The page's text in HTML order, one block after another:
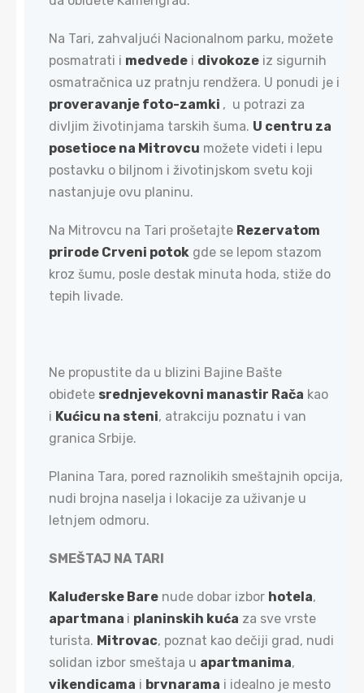
Na Tari, zahvaljući Nacionalnom parku, možete
posmatrati i medvede i divokoze iz sigurnih
osmatračnica uz pratnju rendžera. U ponudi je i
proveravanje foto-zamki , u potrazi za
divljim životinjama tarskih šuma. U centru za
posetioce na Mitrovcu možete videti i lepu
postavku o biljnom i životinjskom svetu koji
nastanjuje ovu planinu.
Na Mitrovcu na Tari prošetajte Rezervatom
prirode Crveni potok gde se lepom stazom
kroz šumu, posle destak minuta hoda, stiže do
tepih livade.
Ne propustite da u blizini Bajine Bašte
obiđete srednjevekovni manastir Rača kao
i Kućicu na steni, atrakciju poznatu i van
granica Srbije.
Planina Tara, pored raznolikih smeštajnih opcija,
nudi brojna naselja i lokacije za uživanje u
letnjem odmoru.
SMEŠTAJ NA TARI
Kaluđerske Bare nude dobar izbor hotela,
apartmana i planinskih kuća za sve vrste
turista. Mitrovac, poznat kao dečiji grad, nudi
solidan izbor smeštaja u apartmanima,
vikendicama i brvnarama i idealno je mesto